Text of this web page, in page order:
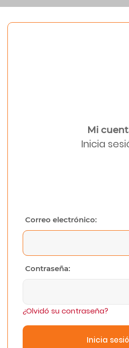
Mi
Inicia
Correo electrónico:
Contraseña:
¿Olvidó su contraseña?
Inicia